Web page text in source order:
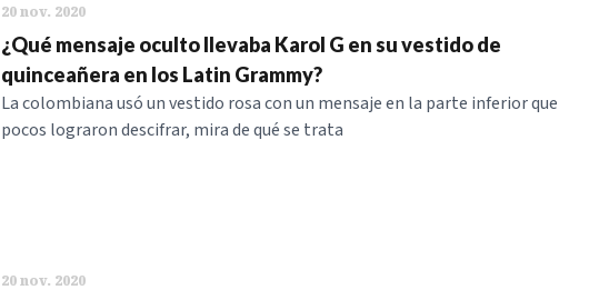
20 nov. 2020
¿Qué mensaje oculto llevaba Karol G en su vestido de
quinceañera en los Latin Grammy?
La colombiana usó un vestido rosa con un mensaje en la parte inferior que
pocos lograron descifrar, mira de qué se trata
20 nov. 2020